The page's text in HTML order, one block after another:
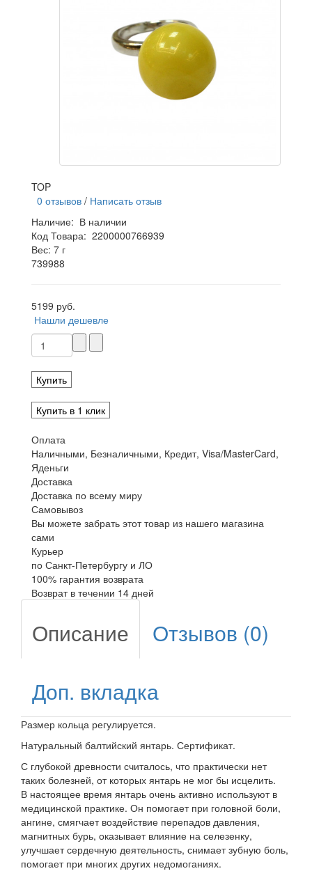
TOP
0 отзывов / Написать отзыв
Наличие: В наличии
Код Товара: 2200000766939
Вес: 7 г
739988
5199 руб.
Нашли дешевле
Купить
Купить в 1 клик
Оплата
Наличными, Безналичными, Кредит, Visa/MasterCard,
Яденьги
Доставка
Доставка по всему миру
Самовывоз
Вы можете забрать этот товар из нашего магазина
сами
Курьер
по Санкт-Петербургу и ЛО
100% гарантия возврата
Возврат в течении 14 дней
Описание
Отзывов (0)
Доп. вкладка
Размер кольца регулируется.
Натуральный балтийский янтарь. Сертификат.
С глубокой древности считалось, что практически нет
таких болезней, от которых янтарь не мог бы исцелить.
В настоящее время янтарь очень активно используют в
медицинской практике. Он помогает при головной боли,
ангине, смягчает воздействие перепадов давления,
магнитных бурь, оказывает влияние на селезенку,
улучшает сердечную деятельность, снимает зубную боль,
помогает при многих других недомоганиях.